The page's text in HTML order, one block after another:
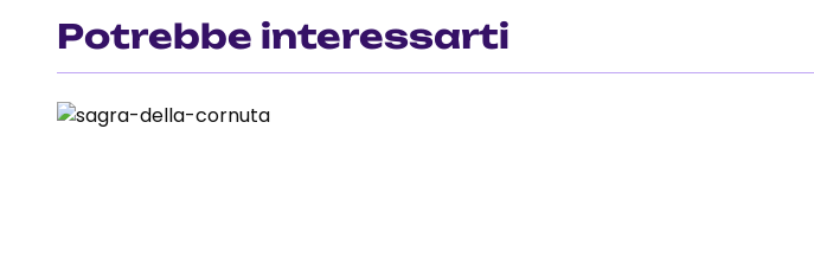
Potrebbe interessarti